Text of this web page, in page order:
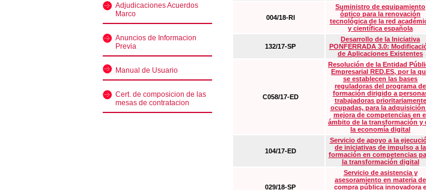
Adjudicaciones Acuerdos
Marco
Anuncios de Informacion
Previa
Manual de Usuario
Cert. de composicion de las
mesas de contratacion
004/18-RI
Suministro de equipamiento
óptico para la renovación
tecnológica de la red
y científica española
132/17-SP
Desarrollo de la Iniciativa
PONFERRADA 3.0:
de Aplicaciones Existentes
C058/17-ED
Resolución de la Entidad
Empresarial RED.ES, por la
se establecen las bases
reguladoras del programa de
formación dirigido a
trabajadoras prioritariamente
ocupadas, para la adquisición
mejora de competencias en
ámbito de la transformación y
la economía digital
104/17-ED
Servicio de apoyo a la
de iniciativas de impulso a la
formación en competencias
la transformación digital
029/18-SP
Servicio de asistencia y
asesoramiento en materia de
compra pública innovadora e